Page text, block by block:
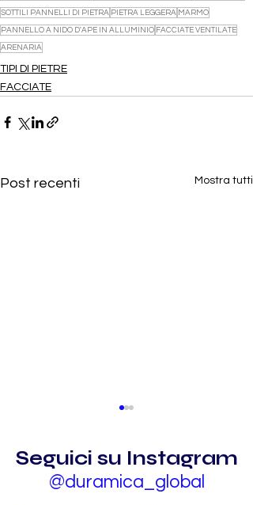
SOTTILI PANNELLI DI PIETRA PIETRA LEGGERA MARMO
PANNELLO A NIDO D'APE IN ALLUMINIO FACCIATE VENTILATE
ARENARIA
TIPI DI PIETRE
FACCIATE
Post recenti Mostra tutti
Seguici su Instagram
@duramica_global